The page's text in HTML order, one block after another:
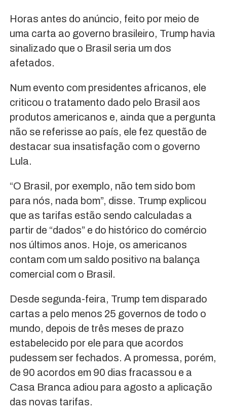
Horas antes do anúncio, feito por meio de
uma carta ao governo brasileiro, Trump havia
sinalizado que o Brasil seria um dos
afetados.
Num evento com presidentes africanos, ele
criticou o tratamento dado pelo Brasil aos
produtos americanos e, ainda que a pergunta
não se referisse ao país, ele fez questão de
destacar sua insatisfação com o governo
Lula.
“O Brasil, por exemplo, não tem sido bom
para nós, nada bom”, disse. Trump explicou
que as tarifas estão sendo calculadas a
partir de “dados” e do histórico do comércio
nos últimos anos. Hoje, os americanos
contam com um saldo positivo na balança
comercial com o Brasil.
Desde segunda-feira, Trump tem disparado
cartas a pelo menos 25 governos de todo o
mundo, depois de três meses de prazo
estabelecido por ele para que acordos
pudessem ser fechados. A promessa, porém,
de 90 acordos em 90 dias fracassou e a
Casa Branca adiou para agosto a aplicação
das novas tarifas.